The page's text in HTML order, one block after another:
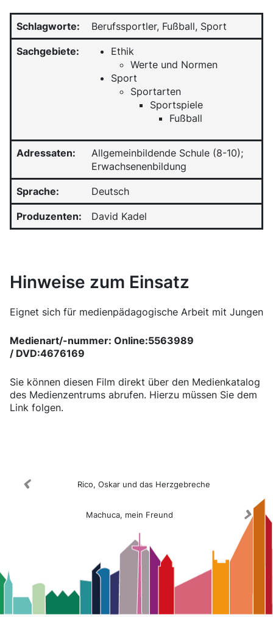
Schlagworte: Berufssportler, Fußball, Sport
Sachgebiete:
Ethik
Werte und Normen
Sport
Sportarten
Sportspiele
Fußball
Adressaten:
Allgemeinbildende Schule (8-10);
Erwachsenenbildung
Sprache: Deutsch
Produzenten: David Kadel
Hinweise zum Einsatz
Eignet sich für medienpädagogische Arbeit mit Jungen
Medienart/-nummer: Online:5563989
/ DVD:4676169
Sie können diesen Film direkt über den Medienkatalog
des Medienzentrums abrufen. Hierzu müssen Sie dem
Link folgen.
Rico, Oskar und das Herzgebreche
Machuca, mein Freund